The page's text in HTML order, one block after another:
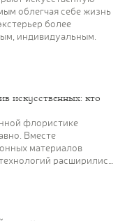
облегчая себе жизнь
более
индивидуальным.
искусственных: кто
флористике
Вместе
материалов
расширились